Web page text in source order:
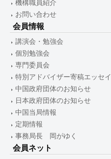
機構職員紹介
お問い合わせ
会員情報
講演会・勉強会
個別勉強会
専門委員会
特別アドバイザー寄稿エッセイ
中国政府団体のお知らせ
日本政府団体のお知らせ
中国当局情報
定期情報
事務局長 岡がゆく
会員ネット